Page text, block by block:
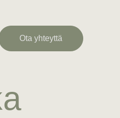
Ota yhteyttä